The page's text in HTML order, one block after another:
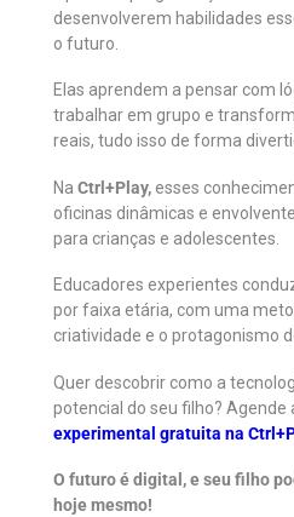
desenvolverem habilidades
o futuro.
Elas aprendem a pensar com
trabalhar em grupo e
reais, tudo isso de forma
Na Ctrl+Play, esses
oficinas dinâmicas e
para crianças e adolescentes.
Educadores experientes
por faixa etária, com uma
criatividade e o protagonismo
Quer descobrir como a
potencial do seu filho? Agende
experimental gratuita na
O futuro é digital, e seu filho
hoje mesmo!